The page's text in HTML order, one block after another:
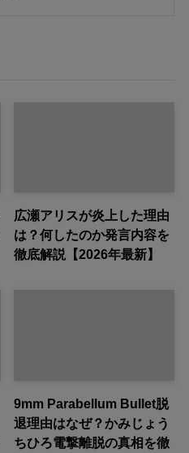
広瀬アリスが炎上した理由
は？何したのか発言内容を
徹底解説【2026年最新】
9mm Parabellum Bullet脱
退理由はなぜ？かみじょう
ちひろ電撃離脱の真相を徹